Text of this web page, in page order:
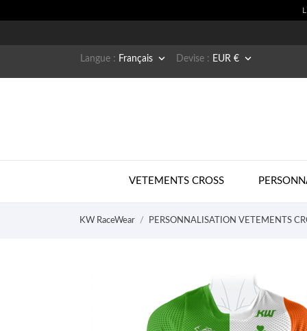
Langue : Français  Devise : EUR € 
VETEMENTS CROSS
KW RaceWear PERSONNALISATION VETEMENTS